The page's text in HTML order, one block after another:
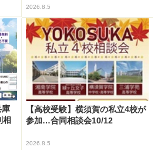
2026.8.5
庫
相
【高校受験】横須賀の私立4校が
参加…合同相談会10/12
2026.8.5